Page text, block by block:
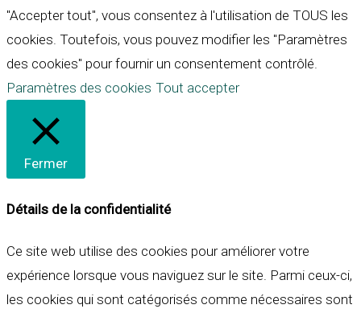
"Accepter tout", vous consentez à l'utilisation de TOUS les
cookies. Toutefois, vous pouvez modifier les "Paramètres
des cookies" pour fournir un consentement contrôlé.
Paramètres des cookies Tout accepter
Fermer
Détails de la confidentialité
Ce site web utilise des cookies pour améliorer votre
expérience lorsque vous naviguez sur le site. Parmi ceux-ci,
les cookies qui sont catégorisés comme nécessaires sont